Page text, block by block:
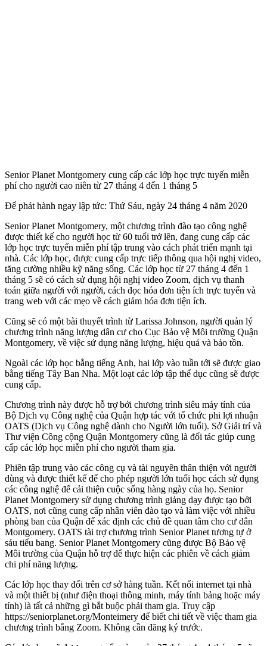
Senior Planet Montgomery cung cấp các lớp học trực tuyến miễn
phí cho người cao niên từ 27 tháng 4 đến 1 tháng 5
Để phát hành ngay lập tức: Thứ Sáu, ngày 24 tháng 4 năm 2020
Senior Planet Montgomery, một chương trình đào tạo công nghệ
được thiết kế cho người học từ 60 tuổi trở lên, đang cung cấp các
lớp học trực tuyến miễn phí tập trung vào cách phát triển mạnh tại
nhà. Các lớp học, được cung cấp trực tiếp thông qua hội nghị video,
tăng cường nhiều kỹ năng sống. Các lớp học từ 27 tháng 4 đến 1
tháng 5 sẽ có cách sử dụng hội nghị video Zoom, dịch vụ thanh
toán giữa người với người, cách đọc hóa đơn tiện ích trực tuyến và
trang web với các mẹo về cách giảm hóa đơn tiện ích.
Cũng sẽ có một bài thuyết trình từ Larissa Johnson, người quản lý
chương trình năng lượng dân cư cho Cục Bảo vệ Môi trường Quận
Montgomery, về việc sử dụng năng lượng, hiệu quả và bảo tồn.
Ngoài các lớp học bằng tiếng Anh, hai lớp vào tuần tới sẽ được giao
bằng tiếng Tây Ban Nha. Một loạt các lớp tập thể dục cũng sẽ được
cung cấp.
Chương trình này được hỗ trợ bởi chương trình siêu máy tính của
Bộ Dịch vụ Công nghệ của Quận hợp tác với tổ chức phi lợi nhuận
OATS (Dịch vụ Công nghệ dành cho Người lớn tuổi). Sở Giải trí và
Thư viện Công cộng Quận Montgomery cũng là đối tác giúp cung
cấp các lớp học miễn phí cho người tham gia.
Phiên tập trung vào các công cụ và tài nguyên thân thiện với người
dùng và được thiết kế để cho phép người lớn tuổi học cách sử dụng
các công nghệ để cải thiện cuộc sống hàng ngày của họ. Senior
Planet Montgomery sử dụng chương trình giảng dạy được tạo bởi
OATS, nơi cũng cung cấp nhân viên đào tạo và làm việc với nhiều
phòng ban của Quận để xác định các chủ đề quan tâm cho cư dân
Montgomery. OATS tài trợ chương trình Senior Planet tương tự ở
sáu tiểu bang. Senior Planet Montgomery cũng được Bộ Bảo vệ
Môi trường của Quận hỗ trợ để thực hiện các phiên về cách giảm
chi phí năng lượng.
Các lớp học thay đổi trên cơ sở hàng tuần. Kết nối internet tại nhà
và một thiết bị (như điện thoại thông minh, máy tính bảng hoặc máy
tính) là tất cả những gì bắt buộc phải tham gia. Truy cập
https://seniorplanet.org/Monteimery để biết chi tiết về việc tham gia
chương trình bằng Zoom. Không cần đăng ký trước.